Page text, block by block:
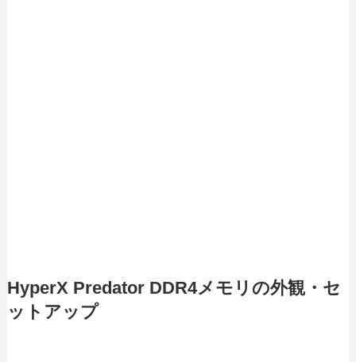
HyperX Predator DDR4メモリの外観・セ
ットアップ